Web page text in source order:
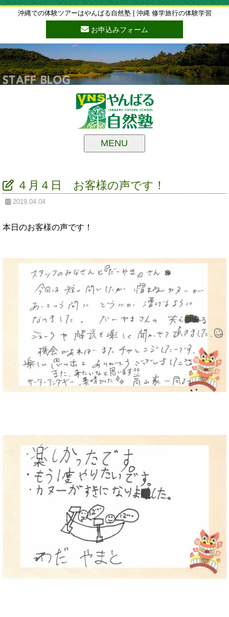
沖縄での体験ツアーはやんばる自然塾 | 沖縄 修学旅行の体験学習
お申込みフォーム
MENU
４月４日 お客様の声です！
2019.04.04
本日のお客様の声です！